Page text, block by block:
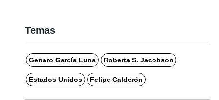
Temas
Genaro García Luna Roberta S. Jacobson
Estados Unidos Felipe Calderón